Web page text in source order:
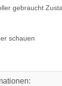
gebraucht
schauen